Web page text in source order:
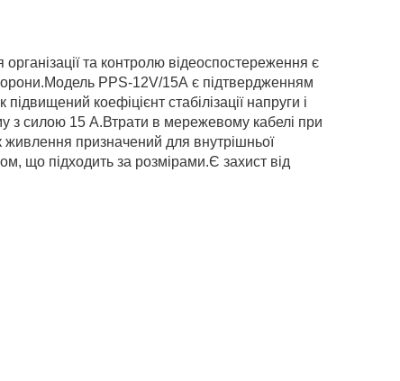
та контролю відеоспостереження є
PPS-12V/15А є підтвердженням
коефіцієнт стабілізації напруги і
з силою 15 А.Втрати в мережевому кабелі при
живлення призначений для внутрішньої
що підходить за розмірами.Є захист від